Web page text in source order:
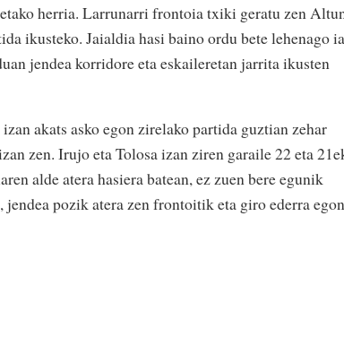
herria. Larrunarri frontoia txiki geratu zen
ikusteko. Jaialdia hasi baino ordu bete lehenago ia
jendea korridore eta eskaileretan jarrita ikusten
akats asko egon zirelako partida guztian zehar
zen. Irujo eta Tolosa izan ziren garaile 22 eta
alde atera hasiera batean, ez zuen bere egunik
pozik atera zen frontoitik eta giro ederra egon